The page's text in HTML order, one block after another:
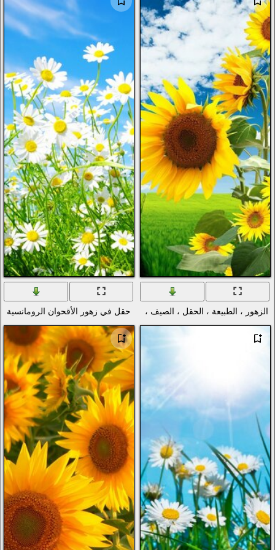
الرجال
صور شخصية
أخرى
حقل في زهور الأقحوان الرومانسية
النباتات-الروح تغني